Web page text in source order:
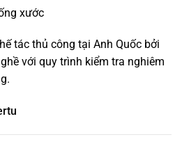
xước
tác thủ công tại Anh Quốc bởi
với quy trình kiểm tra nghiêm